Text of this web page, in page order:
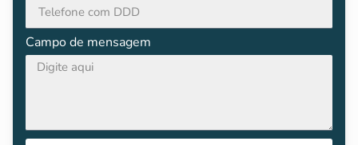
Campo de mensagem